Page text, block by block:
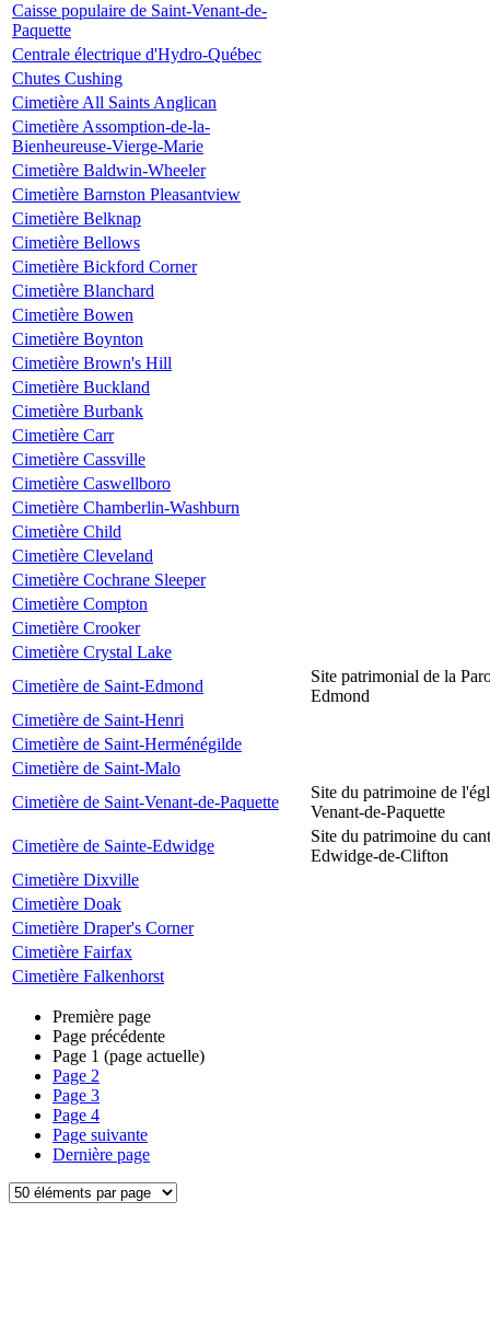
Caisse populaire de Saint-Venant-de-
Paquette
Centrale électrique d'Hydro-Québec
Chutes Cushing
Cimetière All Saints Anglican
Cimetière Assomption-de-la-
Bienheureuse-Vierge-Marie
Cimetière Baldwin-Wheeler
Cimetière Barnston Pleasantview
Cimetière Belknap
Cimetière Bellows
Cimetière Bickford Corner
Cimetière Blanchard
Cimetière Bowen
Cimetière Boynton
Cimetière Brown's Hill
Cimetière Buckland
Cimetière Burbank
Cimetière Carr
Cimetière Cassville
Cimetière Caswellboro
Cimetière Chamberlin-Washburn
Cimetière Child
Cimetière Cleveland
Cimetière Cochrane Sleeper
Cimetière Compton
Cimetière Crooker
Cimetière Crystal Lake
Cimetière de Saint-Edmond
Site patrimonial de la
Edmond
Cimetière de Saint-Henri
Cimetière de Saint-Herménégilde
Cimetière de Saint-Malo
Cimetière de Saint-Venant-de-Paquette
Site du patrimoine de
Venant-de-Paquette
Cimetière de Sainte-Edwidge
Site du patrimoine du
Edwidge-de-Clifton
Cimetière Dixville
Cimetière Doak
Cimetière Draper's Corner
Cimetière Fairfax
Cimetière Falkenhorst
Première page
Page précédente
Page 1 (page actuelle)
Page 2
Page 3
Page 4
Page suivante
Dernière page